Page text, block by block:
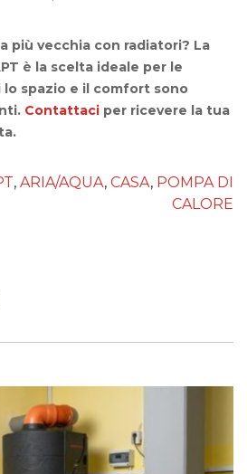
più vecchia con radiatori? La
è la scelta ideale per le
spazio e il comfort sono
Contattaci per ricevere la tua
, ARIA/AQUA, CASA, POMPA DI
CALORE